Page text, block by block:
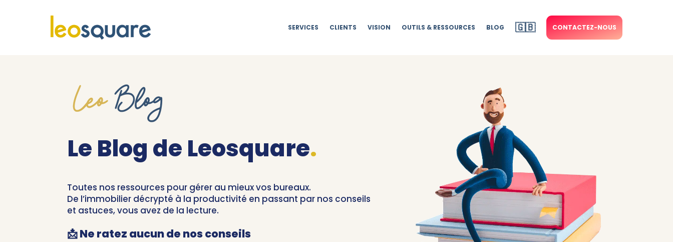
SERVICES CLIENTS VISION OUTILS & RESSOURCES BLOG 🇬🇧 CONTACTEZ-NOUS
Le Blog de Leosquare.
Toutes nos ressources pour gérer au mieux vos bureaux.
De l’immobilier décrypté à la productivité en passant par nos conseils
et astuces, vous avez de la lecture.
📩 Ne ratez aucun de nos conseils